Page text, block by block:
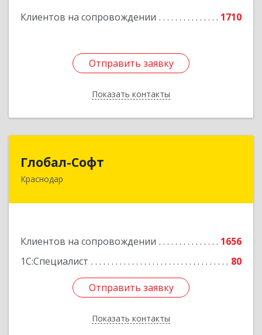
Клиентов на сопровождении 1710
Отправить заявку
Показать контакты
Отправить заявку
Назад
Глобал-Софт
Краснодар
Клиентов на сопровождении
1656
1С:Специалист
80
Отправить заявку
Показать контакты
350018, Краснодарский край, Краснодар г,
Отправить заявку
Назад